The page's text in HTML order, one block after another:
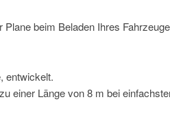
beim Beladen Ihres
entwickelt.
einer Länge von 8 m bei